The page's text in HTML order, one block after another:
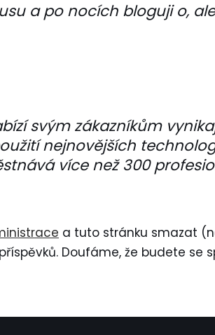
a po nocích bloguji o,
svým zákazníkům
nejnovějších
více než 300
a tuto stránku smazat
Doufáme, že budete se